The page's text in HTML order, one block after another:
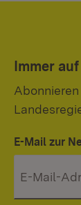
Immer
E-Mail zur